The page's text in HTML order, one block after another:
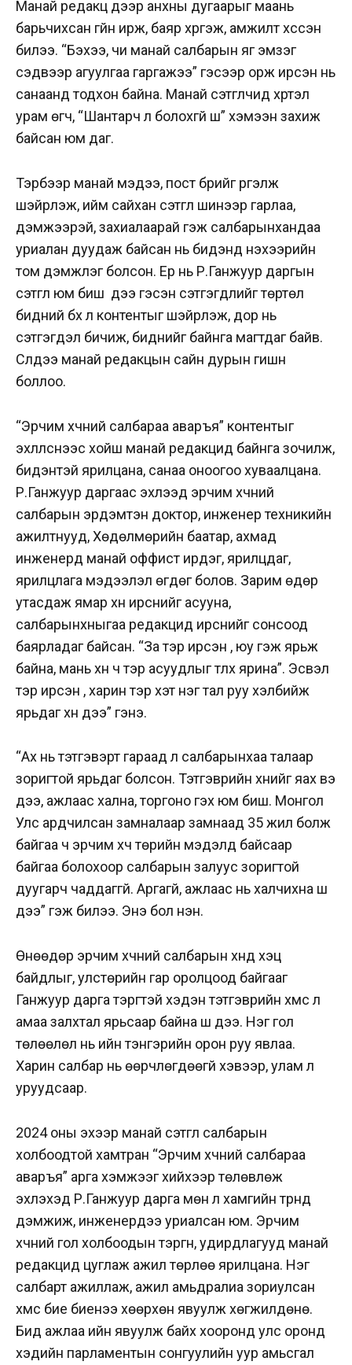
Манай редакц дээр анхны дугаарыг маань
барьчихсан гүйн ирж, баяр хүргэж, амжилт хүссэн
билээ. “Бэхээ, чи манай салбарын яг эмзэг
сэдвээр агуулгаа гаргажээ” гэсээр орж ирсэн нь
санаанд тодхон байна. Манай сэтгүүлчид хүртэл
урам өгч, “Шантарч л болохгүй шүү” хэмээн захиж
байсан юм даг.
Тэрбээр манай мэдээ, пост бүрийг үргэлж
шэйрлэж, ийм сайхан сэтгүүл шинээр гарлаа,
дэмжээрэй, захиалаарай гэж салбарынхандаа
уриалан дуудаж байсан нь бидэнд үнэхээрийн
том дэмжлэг болсон. Ер нь Р.Ганжуур даргын
сэтгүүл юм биш үү дээ гэсэн сэтгэгдлийг төртөл
бидний бүх л контентыг шэйрлэж, дор нь
сэтгэгдэл бичиж, биднийг байнга магтдаг байв.
Сүүлдээ манай редакцын сайн дурын гишүүн
боллоо.
“Эрчим хүчний салбараа аваръя” контентыг
эхлүүлснээс хойш манай редакцид байнга зочилж,
бидэнтэй ярилцана, санаа оноогоо хуваалцана.
Р.Ганжуур даргаас эхлээд эрчим хүчний
салбарын эрдэмтэн доктор, инженер техникийн
ажилтнууд, Хөдөлмөрийн баатар, ахмад
инженерүүд манай оффист ирдэг, ярилцдаг,
ярилцлага мэдээлэл өгдөг болов. Зарим өдөр
утасдаж ямар хүн ирснийг асууна,
салбарынхныгаа редакцид ирснийг сонсоод
баярладаг байсан. “За тэр ирсэн үү, юу гэж ярьж
байна, мань хүн ч тэр асуудлыг түлхүү ярина”. Эсвэл
тэр ирсэн үү, харин тэр хэт нэг тал руу хэлбийж
ярьдаг хүн дээ” гэнэ.
“Ах нь тэтгэвэрт гараад л салбарынхаа талаар
зоригтой ярьдаг болсон. Тэтгэврийн хүнийг яах вэ
дээ, ажлаас хална, торгоно гэх юм биш. Монгол
Улс ардчилсан замналаар замнаад 35 жил болж
байгаа ч эрчим хүч төрийн мэдэлд байсаар
байгаа болохоор салбарын залуус зоригтой
дуугарч чаддаггүй. Аргагүй, ажлаас нь халчихна шүү
дээ” гэж билээ. Энэ бол үнэн.
Өнөөдөр эрчим хүчний салбарын хүнд хэцүү
байдлыг, улстөрийн гар оролцоод байгааг
Ганжуур дарга тэргүүтэй хэдэн тэтгэврийн хүмүүс л
амаа залхтал ярьсаар байна шүү дээ. Нэг гол
төлөөлөл нь ийн тэнгэрийн орон руу явлаа.
Харин салбар нь өөрчлөгдөөгүй хэвээр, улам л
уруудсаар.
2024 оны эхээр манай сэтгүүл салбарын
холбоодтой хамтран “Эрчим хүчний салбараа
аваръя” арга хэмжээг хийхээр төлөвлөж
эхлэхэд Р.Ганжуур дарга мөн л хамгийн түрүүнд
дэмжиж, инженерүүдээ уриалсан юм. Эрчим
хүчний гол холбоодын тэргүүн, удирдлагууд манай
редакцид цуглаж ажил төрлөө ярилцана. Нэг
салбарт ажиллаж, ажил амьдралиа зориулсан
хүмүүс бие биенээ хөөрхөн явуулж хөгжилдөнө.
Бид ажлаа ийн явуулж байх хооронд улс оронд
хэдийн парламентын сонгуулийн уур амьсгал